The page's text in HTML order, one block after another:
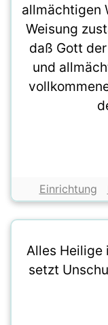
allmächtigen
Weisung
daß Gott
und
Einrichtung
Alles Heilige
setzt